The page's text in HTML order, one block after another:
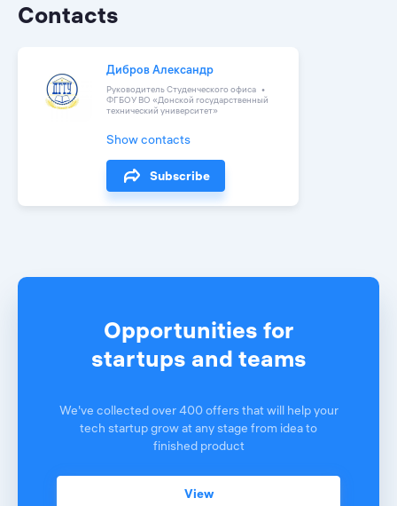
Contacts
Дибров Александр
Руководитель Студенческого офиса
ФГБОУ ВО «Донской государственный
технический университет»
Show contacts
Subscribe
Opportunities for
startups and teams
We've collected over 400 offers that will help your
tech startup grow at any stage from idea to
finished product
View